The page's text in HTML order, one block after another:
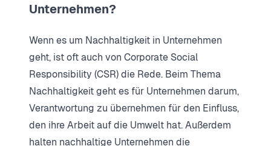
Unternehmen?
Wenn es um Nachhaltigkeit in Unternehmen
geht, ist oft auch von Corporate Social
Responsibility (CSR) die Rede. Beim Thema
Nachhaltigkeit geht es für Unternehmen darum,
Verantwortung zu übernehmen für den Einfluss,
den ihre Arbeit auf die Umwelt hat. Außerdem
halten nachhaltige Unternehmen die